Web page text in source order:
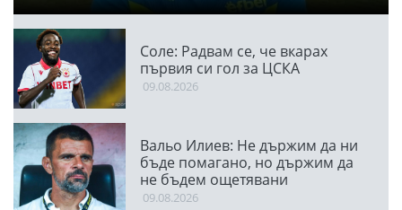
Соле: Радвам се, че вкарах
първия си гол за ЦСКА
09.08.2026
Вальо Илиев: Не държим да ни
бъде помагано, но държим да
не бъдем ощетявани
09.08.2026